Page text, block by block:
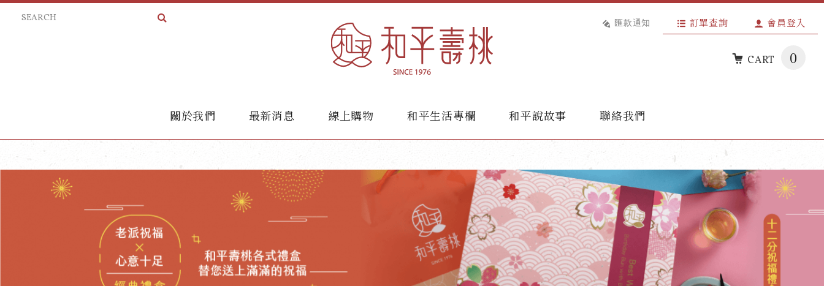
匯款通知 訂單查詢 會員登入
CART 0
關於我們 最新消息 線上購物 和平生活專欄 和平說故事 聯絡我們